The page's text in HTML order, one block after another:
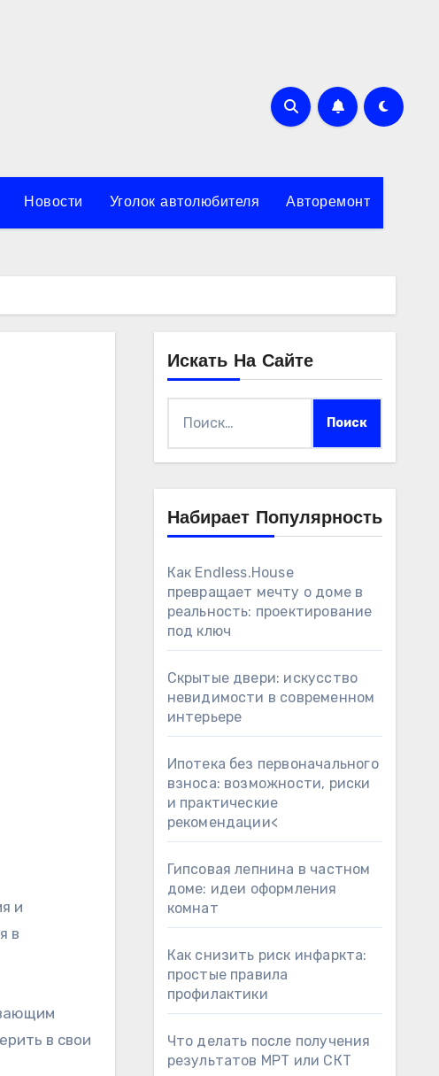
Новости Уголок автолюбителя Авторемонт
и
в
в свои
Искать На Сайте
Набирает Популярность
Как Endless.House
превращает мечту о доме в
реальность: проектирование
под ключ
Скрытые двери: искусство
невидимости в современном
интерьере
Ипотека без первоначального
взноса: возможности, риски
и практические
рекомендации<
Гипсовая лепнина в частном
доме: идеи оформления
комнат
Как снизить риск инфаркта:
простые правила
профилактики
Что делать после получения
результатов МРТ или СКТ